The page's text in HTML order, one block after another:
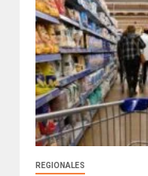
REGIONALES